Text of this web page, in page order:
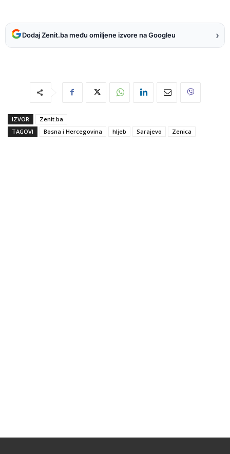
Dodaj Zenit.ba među omiljene izvore na Googleu ›
IZVOR
Zenit.ba
TAGOVI
Bosna i Hercegovina hljeb Sarajevo Zenica